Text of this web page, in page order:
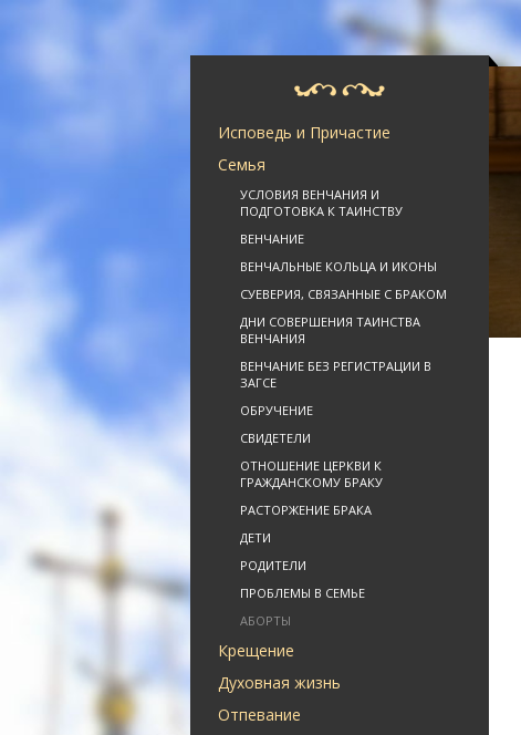
Исповедь и Причастие
Семья
УСЛОВИЯ ВЕНЧАНИЯ И
ПОДГОТОВКА К ТАИНСТВУ
ВЕНЧАНИЕ
ВЕНЧАЛЬНЫЕ КОЛЬЦА И ИКОНЫ
СУЕВЕРИЯ, СВЯЗАННЫЕ С БРАКОМ
ДНИ СОВЕРШЕНИЯ ТАИНСТВА
ВЕНЧАНИЯ
ВЕНЧАНИЕ БЕЗ РЕГИСТРАЦИИ В
ЗАГСЕ
ОБРУЧЕНИЕ
СВИДЕТЕЛИ
ОТНОШЕНИЕ ЦЕРКВИ К
ГРАЖДАНСКОМУ БРАКУ
РАСТОРЖЕНИЕ БРАКА
ДЕТИ
РОДИТЕЛИ
ПРОБЛЕМЫ В СЕМЬЕ
АБОРТЫ
Крещение
Духовная жизнь
Отпевание